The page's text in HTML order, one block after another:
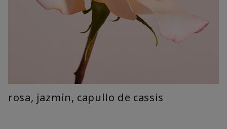
rosa, jazmín, capullo de cassis